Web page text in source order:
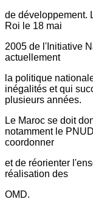
de développement.
Roi le 18 mai
2005 de l'Initiative
actuellement
la politique
inégalités et qui
plusieurs années.
Le Maroc se doit
notamment le
coordonner
et de réorienter
réalisation des
OMD.